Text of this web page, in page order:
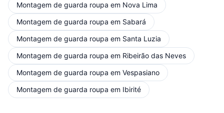
Montagem de guarda roupa em Nova Lima
Montagem de guarda roupa em Sabará
Montagem de guarda roupa em Santa Luzia
Montagem de guarda roupa em Ribeirão das Neves
Montagem de guarda roupa em Vespasiano
Montagem de guarda roupa em Ibirité